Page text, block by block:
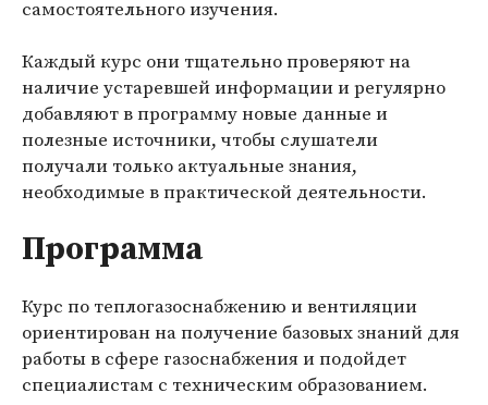
самостоятельного изучения.
Каждый курс они тщательно проверяют на
наличие устаревшей информации и регулярно
добавляют в программу новые данные и
полезные источники, чтобы слушатели
получали только актуальные знания,
необходимые в практической деятельности.
Программа
Курс по теплогазоснабжению и вентиляции
ориентирован на получение базовых знаний для
работы в сфере газоснабжения и подойдет
специалистам с техническим образованием.